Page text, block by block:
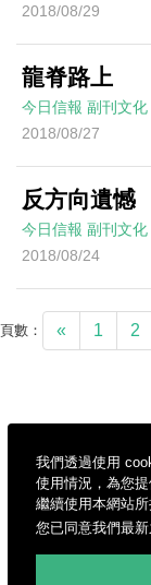
我們透過使用
使用情況，為您
繼續使用本網站
您已同意我們最新
2018/08/29
龍脊路上
今日信報 副刊文化
2018/08/27
反方向遺憾
今日信報 副刊文化
2018/08/24
頁數： « 1 2
信報財
Copyright ©